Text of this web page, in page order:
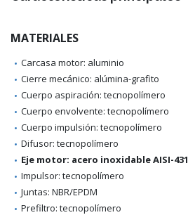
MATERIALES
Carcasa motor: aluminio
Cierre mecánico: alúmina-grafito
Cuerpo aspiración: tecnopolímero
Cuerpo envolvente: tecnopolímero
Cuerpo impulsión: tecnopolímero
Difusor: tecnopolímero
Eje motor: acero inoxidable AISI-431
Impulsor: tecnopolímero
Juntas: NBR/EPDM
Prefiltro: tecnopolímero